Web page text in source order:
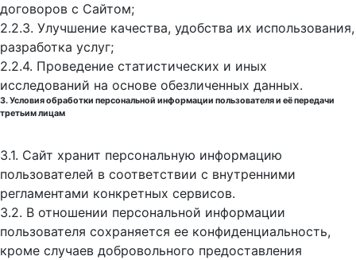
договоров с Сайтом;
2.2.3. Улучшение качества, удобства их использования,
разработка услуг;
2.2.4. Проведение статистических и иных
исследований на основе обезличенных данных.
3. Условия обработки персональной информации пользователя и её передачи
третьим лицам
3.1. Сайт хранит персональную информацию
пользователей в соответствии с внутренними
регламентами конкретных сервисов.
3.2. В отношении персональной информации
пользователя сохраняется ее конфиденциальность,
кроме случаев добровольного предоставления